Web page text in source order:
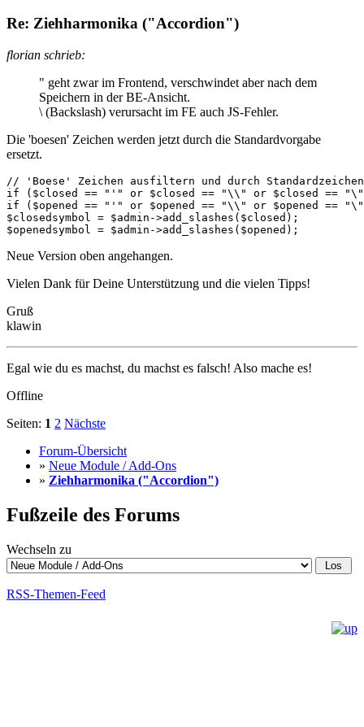
Re: Ziehharmonika ("Accordion")
florian schrieb:
" geht zwar im Frontend, verschwindet aber nach dem
Speichern in der BE-Ansicht.
\ (Backslash) verursacht im FE auch JS-Fehler.
Die 'boesen' Zeichen werden jetzt durch die Standardvorgabe
ersetzt.
// 'Boese' Zeichen ausfiltern und durch
if ($closed == "'" or $closed == "\\" or $closed ==
if ($opened == "'" or $opened == "\\" or $opened ==
$closedsymbol = $admin->add_slashes($closed);
$openedsymbol = $admin->add_slashes($opened);
Neue Version oben angehangen.
Vielen Dank für Deine Unterstützung und die vielen Tipps!
Gruß
klawin
Egal wie du es machst, du machst es falsch! Also mache es!
Offline
Seiten: 1 2 Nächste
Forum-Übersicht
» Neue Module / Add-Ons
» Ziehharmonika ("Accordion")
Fußzeile des Forums
Wechseln zu
RSS-Themen-Feed